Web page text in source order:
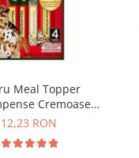
Meal Topper
Cremoase
Reteta cu Pui si
12,23 RON